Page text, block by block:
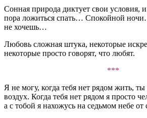
Сонная природа диктует свои условия,
пора ложиться спать… Спокойной
не хочешь…
Любовь сложная штука, некоторые
некоторые просто говорят, что любят.
***
Я не могу, когда тебя нет рядом жить,
воздух. Когда тебя нет рядом я просто
а с тобой я нахожусь на седьмом небе от